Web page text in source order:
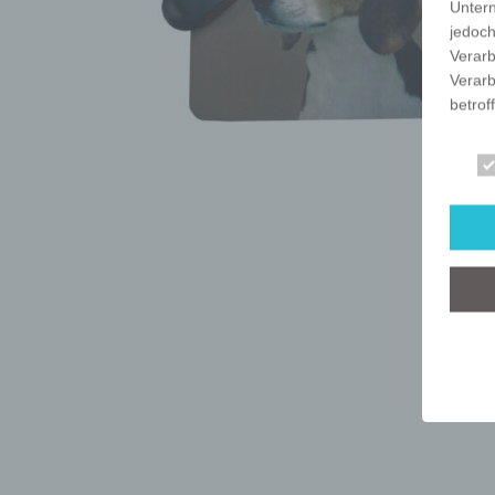
Die
stets
mit
Wir
der